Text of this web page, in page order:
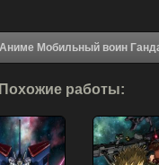
Похожие работы: